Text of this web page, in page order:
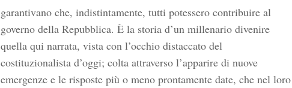
garantivano che, indistintamente, tutti potessero contribuire al
governo della Repubblica. È la storia d’un millenario divenire
quella qui narrata, vista con l’occhio distaccato del
costituzionalista d’oggi; colta attraverso l’apparire di nuove
emergenze e le risposte più o meno prontamente date, che nel loro